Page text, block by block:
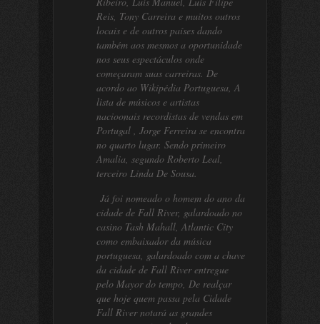
Reis, Tony Carreira e muitos outros
locais e de outros países dando
também aos mesmos a oportunidade
nos seus espectáculos onde
começaram suas carreiras. De
acordo ao Wikipédia Portuguesa, A
lista de músicos e artistas
nacioonais recordistas de vendas em
Portugal , Jorge Ferreira se encontra
no quarto lugar. Sendo primeiro
Amalia, segundo Roberto Leal,
terceiro Linda De Sousa.
Já foi nomeado o homem do ano da
cidade de Fall River, galardoado no
casino Tash Mahall, Atlantic City
como embaixador da música
portuguesa, galardoado com a chave
da cidade de Fall River entregue
pelo Mayor do tempo, De realçar
que hoje quem passa pela Cidade
Fall River notará as grandes